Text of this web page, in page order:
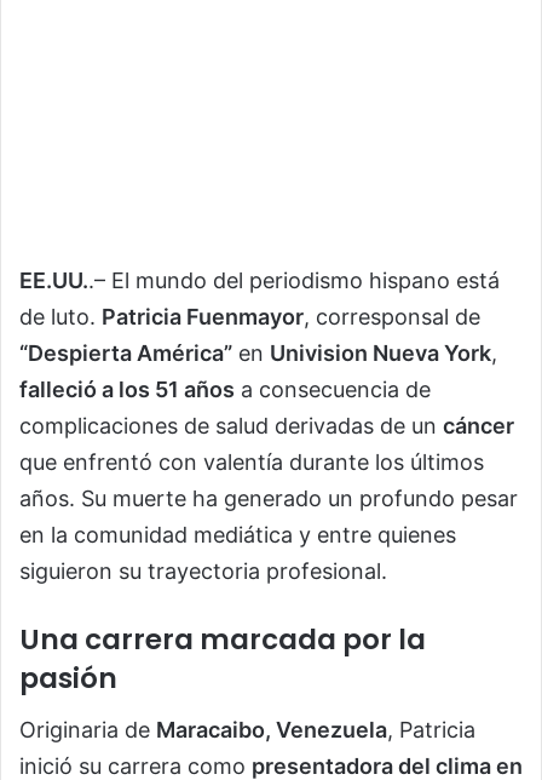
EE.UU..– El mundo del periodismo hispano está
de luto. Patricia Fuenmayor, corresponsal de
“Despierta América” en Univision Nueva York,
falleció a los 51 años a consecuencia de
complicaciones de salud derivadas de un cáncer
que enfrentó con valentía durante los últimos
años. Su muerte ha generado un profundo pesar
en la comunidad mediática y entre quienes
siguieron su trayectoria profesional.
Una carrera marcada por la
pasión
Originaria de Maracaibo, Venezuela, Patricia
inició su carrera como presentadora del clima en